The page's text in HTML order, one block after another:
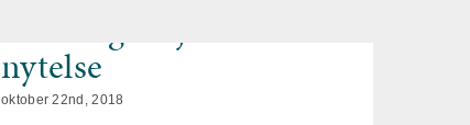
Håndlaget kjøkken til
nytelse
oktober 22nd, 2018